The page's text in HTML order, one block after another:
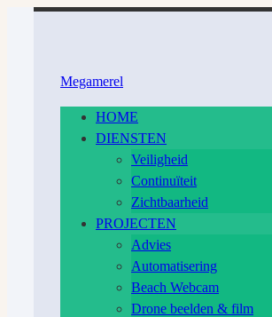
Megamerel
HOME
DIENSTEN
Veiligheid
Continuïteit
Zichtbaarheid
PROJECTEN
Advies
Automatisering
Beach Webcam
Drone beelden & film